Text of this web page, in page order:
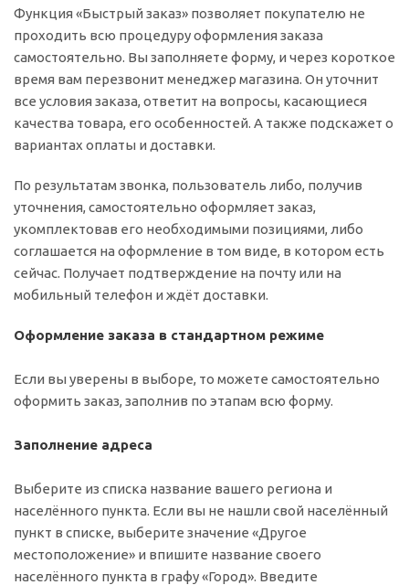
Функция «Быстрый заказ» позволяет покупателю не
проходить всю процедуру оформления заказа
самостоятельно. Вы заполняете форму, и через короткое
время вам перезвонит менеджер магазина. Он уточнит
все условия заказа, ответит на вопросы, касающиеся
качества товара, его особенностей. А также подскажет о
вариантах оплаты и доставки.
По результатам звонка, пользователь либо, получив
уточнения, самостоятельно оформляет заказ,
укомплектовав его необходимыми позициями, либо
соглашается на оформление в том виде, в котором есть
сейчас. Получает подтверждение на почту или на
мобильный телефон и ждёт доставки.
Оформление заказа в стандартном режиме
Если вы уверены в выборе, то можете самостоятельно
оформить заказ, заполнив по этапам всю форму.
Заполнение адреса
Выберите из списка название вашего региона и
населённого пункта. Если вы не нашли свой населённый
пункт в списке, выберите значение «Другое
местоположение» и впишите название своего
населённого пункта в графу «Город». Введите